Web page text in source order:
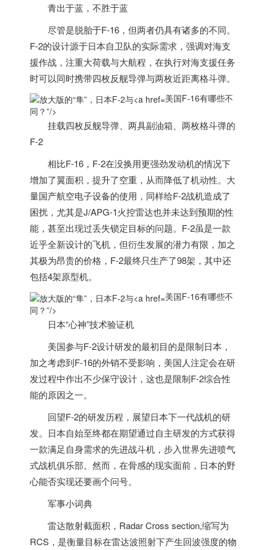
青出于蓝，不胜于蓝
尽管是脱胎于F-16，但两者仍具有诸多的不同。
F-2的设计源于日本自卫队的实际需求，强调对海支
援作战，注重大荷载与大航程，在执行对海支援任务
时可以同时携带四枚反舰导弹与两枚近距离格斗弹。
美国F-16有哪些不
同？”/>
挂载四枚反舰导弹、两具副油箱、两枚格斗弹的
F-2
相比F-16，F-2在没换用更强劲发动机的情况下
增加了翼面积，提升了空重，从而降低了机动性。大
量国产航空电子设备的使用，同样给F-2战机造成了
困扰，尤其是J/APG-1火控雷达也并未达到预期的性
能，甚至出现过丢失锁定目标的问题。F-2虽是一款
近乎全新设计的飞机，但衍生发展的潜力有限，加之
其极为昂贵的价格，F-2最终只生产了98架，其中还
包括4架原型机。
美国F-16有哪些不
同？”/>
日本“心神”技术验证机
美国参与F-2设计研发的最初目的是限制日本，
加之考虑到F-16的外销不受影响， 美国人注定会在研
发过程中作出不少保守设计，这也是限制F-2综合性
能的原因之一。
回望F-2的研发历程，展望日本下一代战机的研
发。日本自始至终都在期望通过自主研发的方式获得
一款满足自身需求的先进战斗机，步入世界先进喷气
式战机俱乐部。然而，在骨感的现实面前，日本的野
心能否实现还要画个问号。
军事小词典
雷达散射截面积，Radar Cross section,缩写为
RCS，是衡量目标在雷达波照射下产生回波强度的物